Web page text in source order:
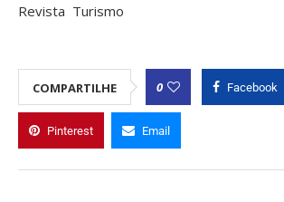
Revista Turismo
COMPARTILHE 0 Facebook
Pinterest Email